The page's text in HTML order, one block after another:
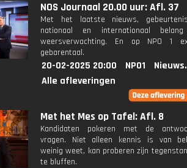
NOS Journaal 20.00 uur: Afl. 37
Met het laatste nieuws,
nationaal en internationaal
weersverwachting. En op NPO 1
gebarentaal.
20-02-2025 20:00 NPO1
Alle afleveringen
Met het Mes op Tafel: Afl. 8
Kandidaten pokeren met de
vragen. Niet alleen kennis is van
weinig weet, kan proberen zijn
te bluffen.